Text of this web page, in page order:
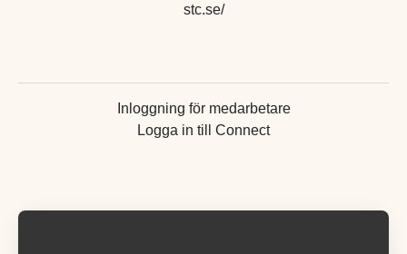
stc.se/
Inloggning för medarbetare
Logga in till Connect